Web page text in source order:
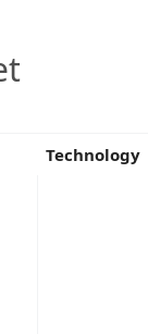
Technology